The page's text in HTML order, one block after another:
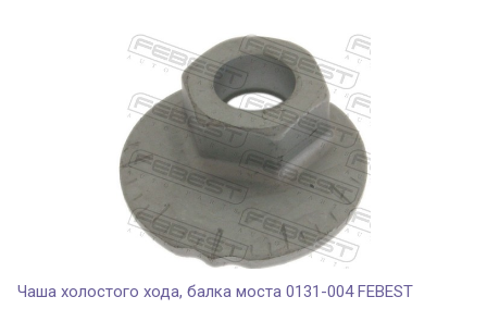
Чаша холостого хода, балка моста 0131-004 FEBEST